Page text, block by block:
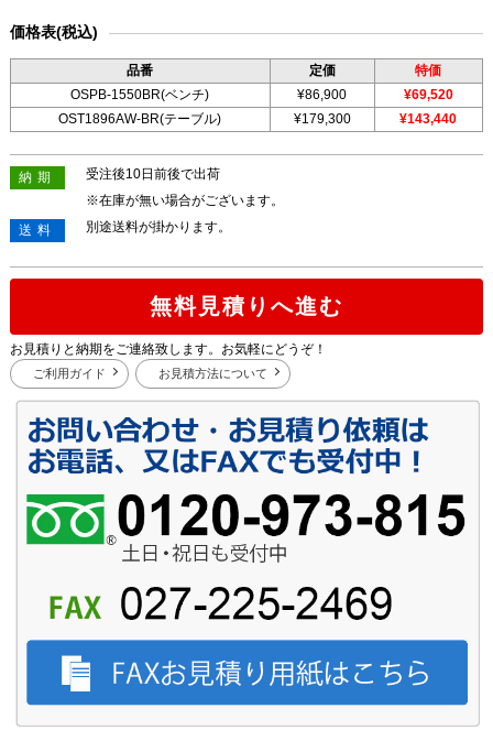
価格表(税込)
品番 定価
特価
OSPB-1550BR(ベンチ)
¥86,900
¥69,520
OST1896AW-BR(テーブル)
¥179,300 ¥143,440
納期
受注後10日前後で出荷
※在庫が無い場合がございます。
送料
別途送料が掛かります。
無料見積りへ進む
お見積りと納期をご連絡致します。お気軽にどうぞ！
ご利用ガイド お見積方法について